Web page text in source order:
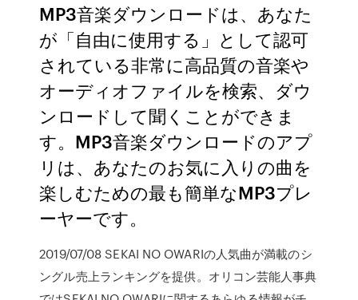
MP3音楽ダウンロードは、あなた
が「自由に使用する」として認可
されている非常に高品質の音楽や
オーディオファイルを検索、ダウ
ンロードして聞くことができま
す。MP3音楽ダウンロードのアプ
リは、あなたのお気に入りの曲を
楽しむための最も簡単なMP3プレ
ーヤーです。
2019/07/08 SEKAI NO OWARIの人気曲が満載のシ
ングル売上ランキングを提供。オリコン芸能人事典